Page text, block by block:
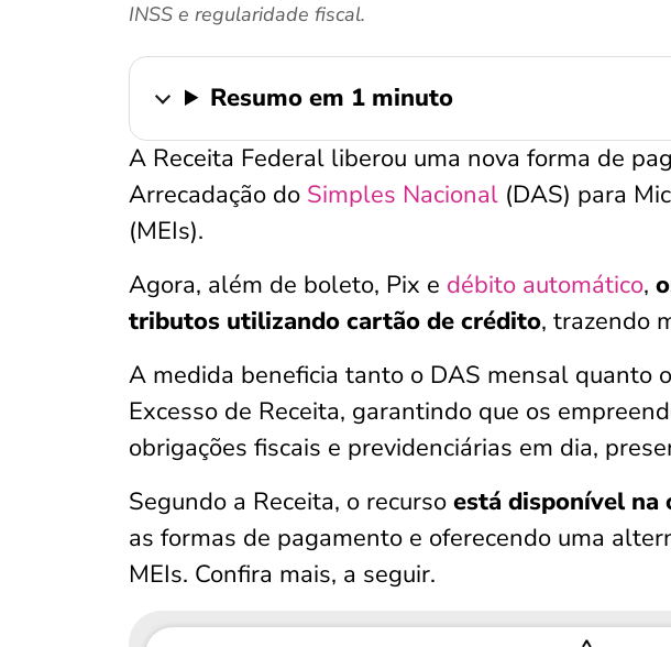
INSS e regularidade fiscal.
Resumo em 1 minuto
A Receita Federal liberou uma nova forma de
Arrecadação do Simples Nacional (DAS) para
(MEIs).
Agora, além de boleto, Pix e débito automático,
tributos utilizando cartão de crédito, trazendo
A medida beneficia tanto o DAS mensal quanto
Excesso de Receita, garantindo que os
obrigações fiscais e previdenciárias em dia,
Segundo a Receita, o recurso está disponível na
as formas de pagamento e oferecendo uma
MEIs. Confira mais, a seguir.